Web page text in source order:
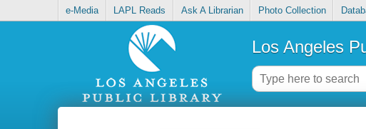
e-Media LAPL Reads Ask A Librarian Photo Collection
Los Angeles